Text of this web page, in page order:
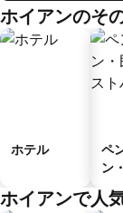
ホイアンのそ
ホテル
ペ
ン
ス
ホイアンで人